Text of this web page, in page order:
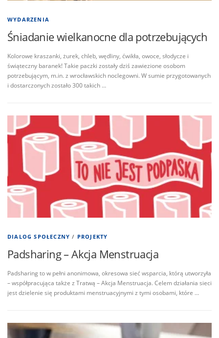
WYDARZENIA
Śniadanie wielkanocne dla potrzebujących
Kolorowe kraszanki, żurek, chleb, wędliny, ćwikła, owoce, słodycze i
świąteczny baranek! Takie paczki zostały dziś zawiezione osobom
potrzebującym, m.in. z wrocławskich noclegowni. W sumie przygotowanych
i dostarczonych zostało 300 takich …
DIALOG SPOŁECZNY / PROJEKTY
Padsharing – Akcja Menstruacja
Padsharing to w pełni anonimowa, okresowa sieć wsparcia, którą utworzyła
– współpracująca także z Tratwą – Akcja Menstruacja. Celem działania sieci
jest dzielenie się produktami menstruacyjnymi z tymi osobami, które …